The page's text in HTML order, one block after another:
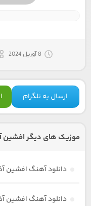
8 آوریل 2024
ارسال به تلگرام
موزیک های دیگر افشین
دانلود آهنگ افشین
دانلود آهنگ افشین